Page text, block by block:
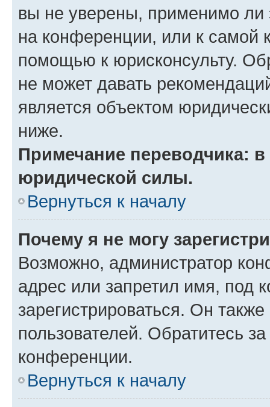
вы не уверены, применимо ли
на конференции, или к самой
помощью к юрисконсульту.
не может давать
является объектом
ниже.
Примечание переводчика:
юридической силы.
Вернуться к началу
Почему я не могу
Возможно, администратор
адрес или запретил имя, под
зарегистрироваться. Он
пользователей. Обратитесь
конференции.
Вернуться к началу